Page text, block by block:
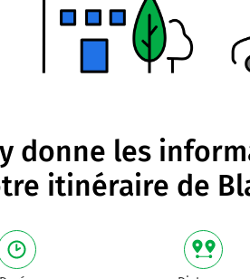
donne les
itinéraire de